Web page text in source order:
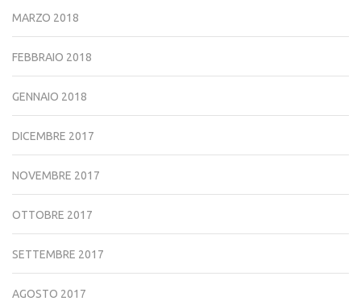
MARZO 2018
FEBBRAIO 2018
GENNAIO 2018
DICEMBRE 2017
NOVEMBRE 2017
OTTOBRE 2017
SETTEMBRE 2017
AGOSTO 2017